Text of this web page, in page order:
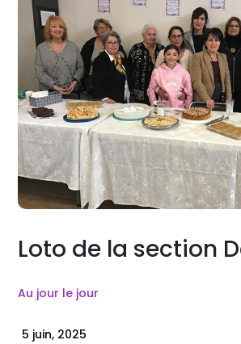
Loto de la section
Au jour le jour
5 juin, 2025